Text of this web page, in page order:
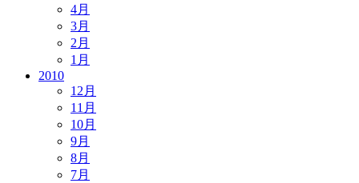
4月
3月
2月
1月
2010
12月
11月
10月
9月
8月
7月